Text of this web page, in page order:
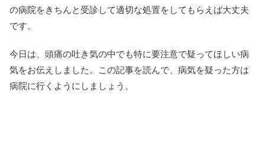
の病院をきちんと受診して適切な処置をしてもらえば大丈夫
です。
今日は、頭痛の吐き気の中でも特に要注意で疑ってほしい病
気をお伝えしました。この記事を読んで、病気を疑った方は
病院に行くようにしましょう。